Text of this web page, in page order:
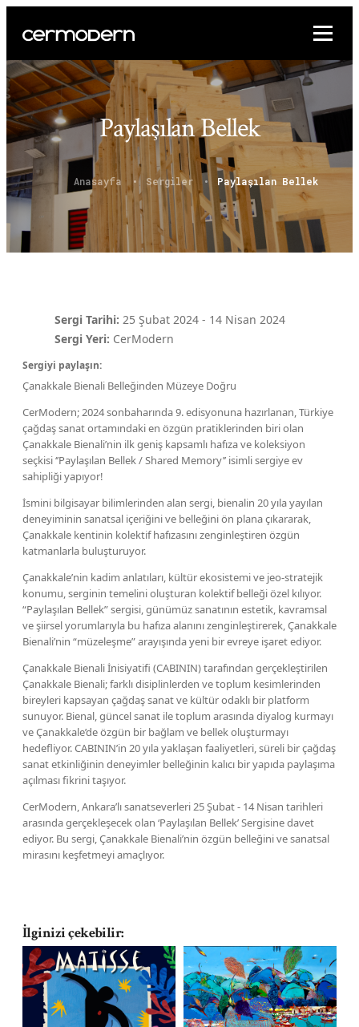
Paylaşılan Bellek
Anasayfa Sergiler Paylaşılan Bellek
Çanakkale Bienali Belleğinden Müzeye Doğru
CerModern; 2024 sonbaharında 9. edisyonuna hazırlanan, Türkiye
çağdaş sanat ortamındaki en özgün pratiklerinden biri olan
Çanakkale Bienali’nin ilk geniş kapsamlı hafıza ve koleksiyon
seçkisi ‘’Paylaşılan Bellek / Shared Memory’’ isimli sergiye ev
sahipliği yapıyor!
İsmini bilgisayar bilimlerinden alan sergi, bienalin 20 yıla yayılan
deneyiminin sanatsal içeriğini ve belleğini ön plana çıkararak,
Çanakkale kentinin kolektif hafızasını zenginleştiren özgün
katmanlarla buluşturuyor.
Çanakkale’nin kadim anlatıları, kültür ekosistemi ve jeo-stratejik
konumu, serginin temelini oluşturan kolektif belleği özel kılıyor.
“Paylaşılan Bellek” sergisi, günümüz sanatının estetik, kavramsal
ve şiirsel yorumlarıyla bu hafıza alanını zenginleştirerek, Çanakkale
Bienali’nin “müzeleşme” arayışında yeni bir evreye işaret ediyor.
Çanakkale Bienali İnisiyatifi (CABININ) tarafından gerçekleştirilen
Çanakkale Bienali; farklı disiplinlerden ve toplum kesimlerinden
bireyleri kapsayan çağdaş sanat ve kültür odaklı bir platform
sunuyor. Bienal, güncel sanat ile toplum arasında diyalog kurmayı
ve Çanakkale’de özgün bir bağlam ve bellek oluşturmayı
hedefliyor. CABININ’in 20 yıla yaklaşan faaliyetleri, süreli bir çağdaş
sanat etkinliğinin deneyimler belleğinin kalıcı bir yapıda paylaşıma
açılması fikrini taşıyor.
CerModern, Ankara’lı sanatseverleri 25 Şubat - 14 Nisan tarihleri
arasında gerçekleşecek olan ‘Paylaşılan Bellek’ Sergisine davet
ediyor. Bu sergi, Çanakkale Bienali’nin özgün belleğini ve sanatsal
mirasını keşfetmeyi amaçlıyor.
Sergi Tarihi: 25 Şubat 2024 - 14 Nisan 2024
Sergi Yeri: CerModern
Sergiyi paylaşın:
İlginizi çekebilir: